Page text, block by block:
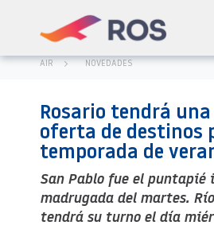
AIR NOVEDADES
Rosario tendrá
oferta de destinos
temporada de
San Pablo fue el puntapié
madrugada del martes.
tendrá su turno el día